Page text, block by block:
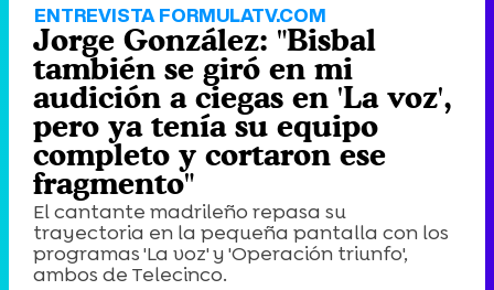
ENTREVISTA FORMULATV.COM
Jorge González: "Bisbal
también se giró en mi
audición a ciegas en 'La voz',
pero ya tenía su equipo
completo y cortaron ese
fragmento"
El cantante madrileño repasa su
trayectoria en la pequeña pantalla con los
programas 'La voz' y 'Operación triunfo',
ambos de Telecinco.